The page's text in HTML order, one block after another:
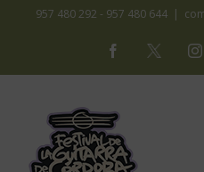
contenido
957 480 292 - 957 480 644 |
Facebook
X